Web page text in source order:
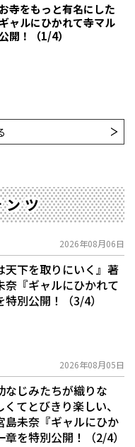
寺をもっと有名にした
ャルにひかれて寺マル
開！（1/4）
ンツ
2026年08月06日
天下を取りにいく』著
『ギャルにひかれて
別公開！（3/4）
2026年08月05日
なじみたちが織りな
てとびきり楽しい、
未奈『ギャルにひか
を特別公開！（2/4）